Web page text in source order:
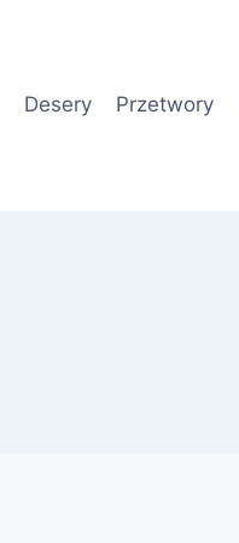
Desery Przetwory